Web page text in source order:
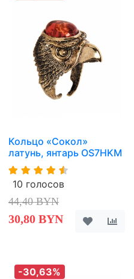
Кольцо «Сокол»
латунь, янтарь OS7HKM
10 голосов
44,40 BYN
30,80 BYN
-30,63%